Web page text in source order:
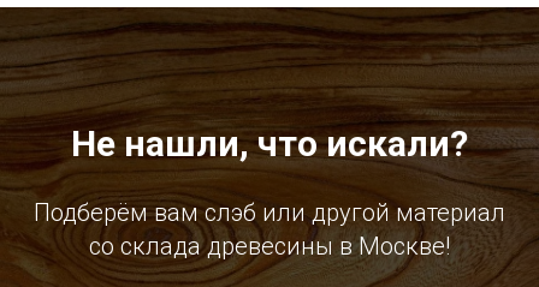
Не нашли, что искали?
Подберём вам слэб или другой материал
со склада древесины в Москве!